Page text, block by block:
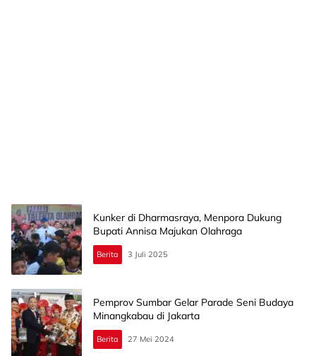
Kunker di Dharmasraya, Menpora Dukung
Bupati Annisa Majukan Olahraga
Berita 3 Juli 2025
Pemprov Sumbar Gelar Parade Seni Budaya
Minangkabau di Jakarta
Berita 27 Mei 2024